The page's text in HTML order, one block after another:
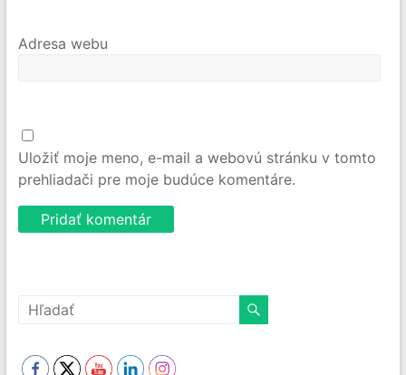
Adresa webu
Uložiť moje meno, e-mail a webovú stránku v tomto
prehliadači pre moje budúce komentáre.